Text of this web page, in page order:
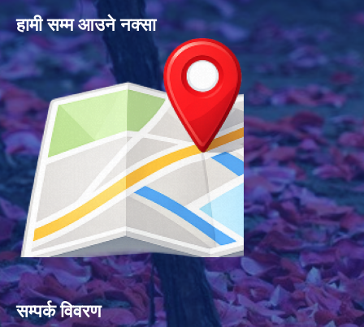
हामी सम्म आउने नक्सा
सम्पर्क विवरण